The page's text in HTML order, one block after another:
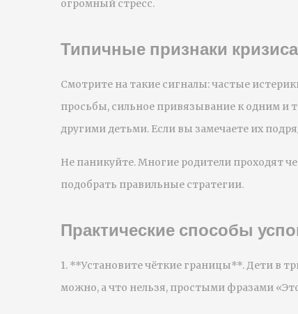
огромный стресс.
Типичные признаки
Смотрите на такие сигналы: частые
просьбы, сильное привязывание к одним и
другими детьми. Если вы замечаете их
Не паникуйте. Многие родители проходят
подобрать правильные стратегии.
Практические способы
1. **Установите чёткие границы**. Дети в
можно, а что нельзя, простыми фразами